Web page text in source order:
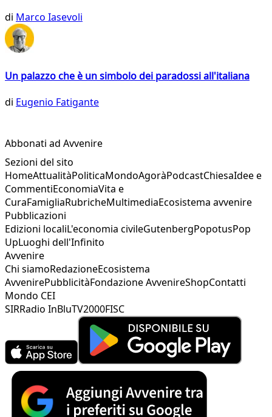
di Marco Iasevoli
Un palazzo che è un simbolo dei paradossi all'italiana
di Eugenio Fatigante
Abbonati ad Avvenire
Sezioni del sito
HomeAttualitàPoliticaMondoAgoràPodcastChiesaIdee e
CommentiEconomiaVita e
CuraFamigliaRubricheMultimediaEcosistema avvenire
Pubblicazioni
Edizioni localiL'economia civileGutenbergPopotusPop
UpLuoghi dell'Infinito
Avvenire
Chi siamoRedazioneEcosistema
AvvenirePubblicitàFondazione AvvenireShopContatti
Mondo CEI
SIRRadio InBluTV2000FISC